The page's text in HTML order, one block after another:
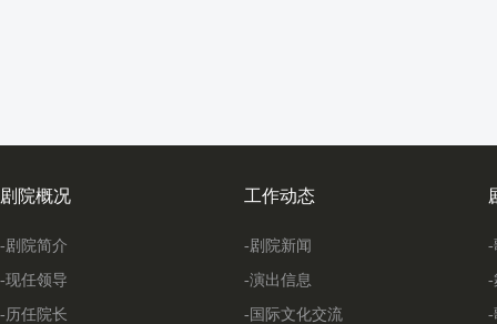
剧院概况
-剧院简介
-现任领导
-历任院长
工作动态
-剧院新闻
-演出信息
-国际文化交流
-
-
-